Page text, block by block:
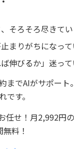
そろそろ尽きて
まりがちになっ
ば伸びるか」迷っ
までAIがサポート
です。
任せ！月2,992円
料！